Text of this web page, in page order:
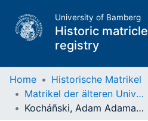
University of Bamberg
Historic matricle
registry
Matrikel
Home
Historische Matrikel
Matrikel der älteren Universität
Kocháñski, Adam Adamandus